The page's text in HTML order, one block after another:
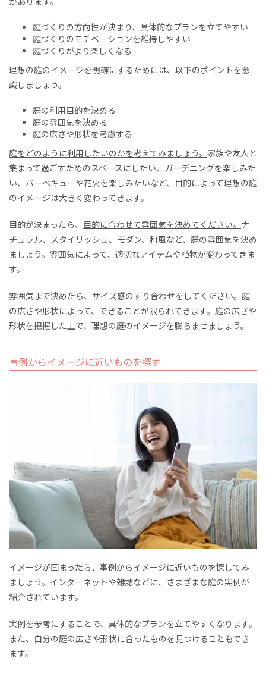
庭づくりの方向性が決まり、具体的なプランを立てやすい
庭づくりのモチベーションを維持しやすい
庭づくりがより楽しくなる
理想の庭のイメージを明確にするためには、以下のポイントを意
識しましょう。
庭の利用目的を決める
庭の雰囲気を決める
庭の広さや形状を考慮する
庭をどのように利用したいのかを考えてみましょう。 家族や友人と
集まって過ごすためのスペースにしたい、ガーデニングを楽しみた
い、バーベキューや花火を楽しみたいなど、目的によって理想の庭
のイメージは大きく変わってきます。
目的が決まったら、 目的に合わせて雰囲気を決めてください。 ナ
チュラル、スタイリッシュ、モダン、和風など、庭の雰囲気を決め
ましょう。雰囲気によって、適切なアイテムや植物が変わってきま
す。
雰囲気まで決めたら、 サイズ感のすり合わせをしてください。 庭
の広さや形状によって、できることが限られてきます。庭の広さや
形状を把握した上で、理想の庭のイメージを膨らませましょう。
事例からイメージに近いものを探す
イメージが固まったら、事例からイメージに近いものを探してみ
ましょう。インターネットや雑誌などに、さまざまな庭の実例が
紹介されています。
実例を参考にすることで、具体的なプランを立てやすくなります。
また、自分の庭の広さや形状に合ったものを見つけることもでき
ます。